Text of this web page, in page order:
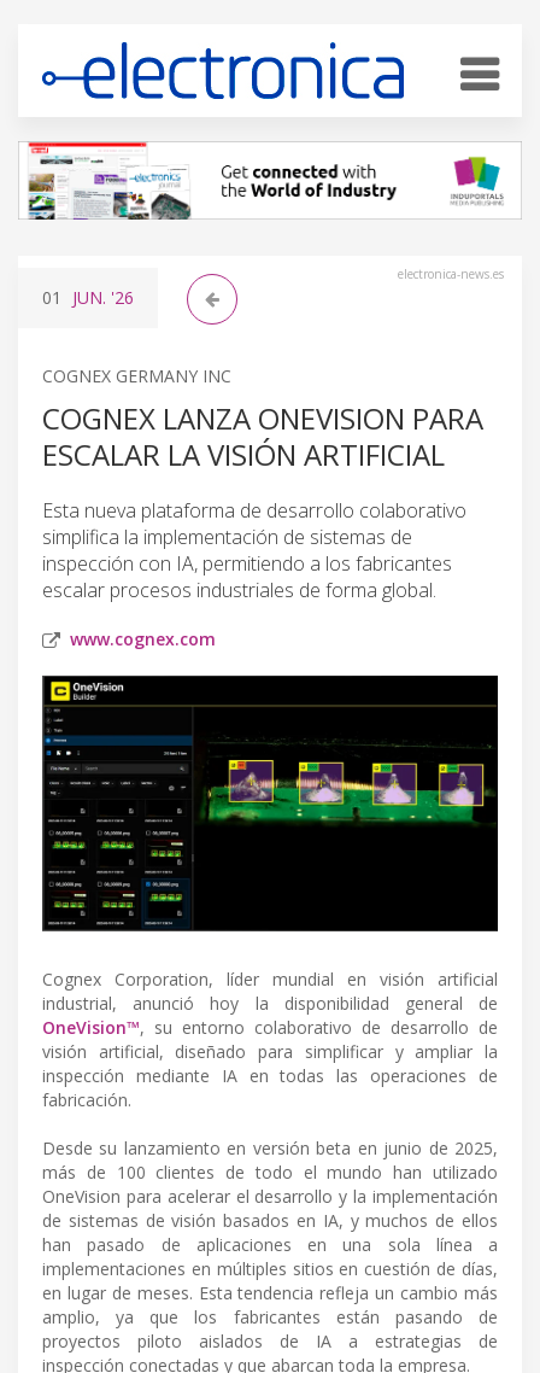
electronica-news.es
01 JUN. '26
COGNEX GERMANY INC
COGNEX LANZA ONEVISION PARA
ESCALAR LA VISIÓN ARTIFICIAL
Esta nueva plataforma de desarrollo colaborativo
simplifica la implementación de sistemas de
inspección con IA, permitiendo a los fabricantes
escalar procesos industriales de forma global.
www.cognex.com
Cognex Corporation, líder mundial en visión artificial
industrial, anunció hoy la disponibilidad general de
OneVision™, su entorno colaborativo de desarrollo de
visión artificial, diseñado para simplificar y ampliar la
inspección mediante IA en todas las operaciones de
fabricación.
Desde su lanzamiento en versión beta en junio de 2025,
más de 100 clientes de todo el mundo han utilizado
OneVision para acelerar el desarrollo y la implementación
de sistemas de visión basados en IA, y muchos de ellos
han pasado de aplicaciones en una sola línea a
implementaciones en múltiples sitios en cuestión de días,
en lugar de meses. Esta tendencia refleja un cambio más
amplio, ya que los fabricantes están pasando de
proyectos piloto aislados de IA a estrategias de
inspección conectadas y que abarcan toda la empresa.